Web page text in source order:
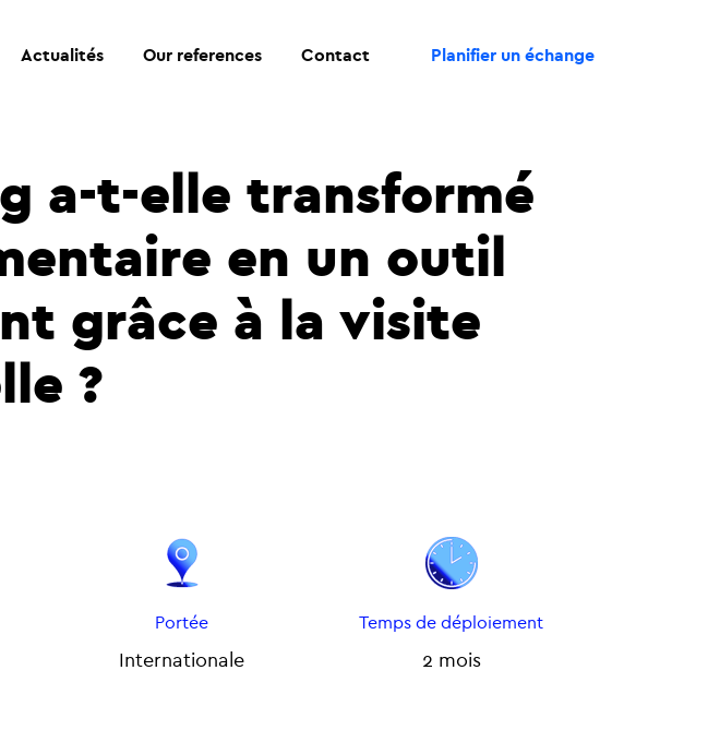
Actualités Our references Contact Planifier un échange
a-t-elle transformé
en un outil
grâce à la visite
?
Portée
Internationale
Temps de déploiement
2 mois